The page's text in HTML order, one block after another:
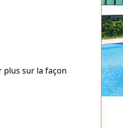
plus sur la façon